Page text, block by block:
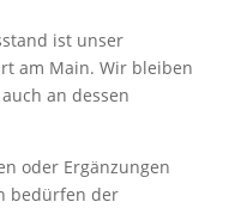
ist unser
am Main. Wir bleiben
an dessen
oder Ergänzungen
bedürfen der